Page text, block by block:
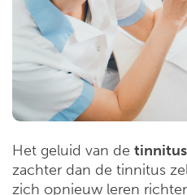
Het geluid van de
zachter dan de tinnitus
zich opnieuw leren